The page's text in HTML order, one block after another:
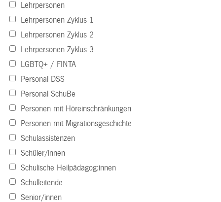
Lehrpersonen
Lehrpersonen Zyklus 1
Lehrpersonen Zyklus 2
Lehrpersonen Zyklus 3
LGBTQ+ / FINTA
Personal DSS
Personal SchuBe
Personen mit Höreinschränkungen
Personen mit Migrationsgeschichte
Schulassistenzen
Schüler/innen
Schulische Heilpädagog:innen
Schulleitende
Senior/innen